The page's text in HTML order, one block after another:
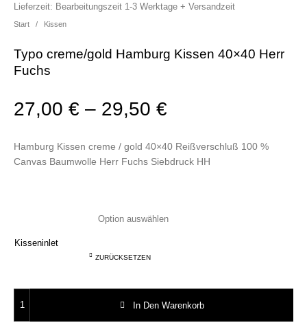
Start / Kissen
Typo creme/gold Hamburg Kissen 40×40 Herr
Fuchs
27,00€ – 29,50€
Hamburg Kissen creme / gold 40×40 Reißverschluß 100 %
Canvas Baumwolle Herr Fuchs Siebdruck HH
Lieferzeit: Bearbeitungszeit 1-3 Werktage + Versandzeit
Kisseninlet
ZURÜCKSETZEN
In Den Warenkorb